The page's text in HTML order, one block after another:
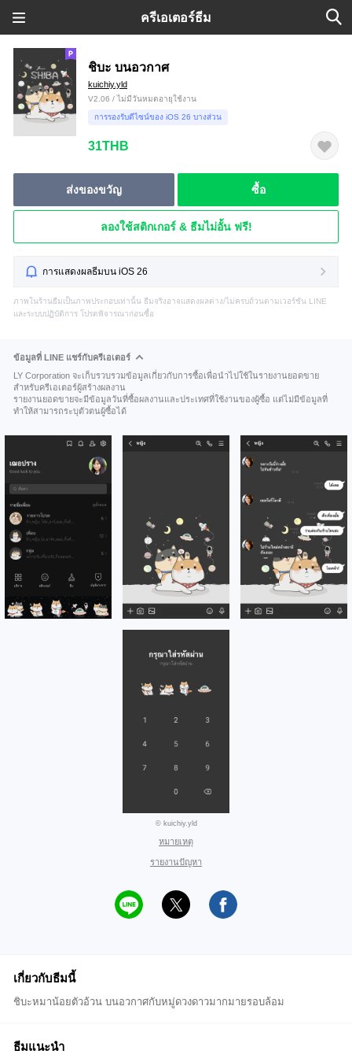
ครีเอเตอร์ธีม
ชิบะ บนอวกาศ
kuichiy.yld
V2.06 / ไม่มีวันหมดอายุใช้งาน
การรองรับดีไซน์ของ iOS 26 บางส่วน
31THB
ส่งของขวัญ ซื้อ
ลองใช้สติกเกอร์ & ธีมไม่อั้น ฟรี!
การแสดงผลธีมบน iOS 26
ภาพในร้านธีมเป็นภาพประกอบเท่านั้น ธีมจริงอาจแสดงผลต่าง/ไม่ครบถ้วนตามเวอร์ชัน LINE
และระบบปฏิบัติการ โปรดพิจารณาก่อนซื้อ
ข้อมูลที่ LINE แชร์กับครีเอเตอร์
LY Corporation จะเก็บรวบรวมข้อมูลเกี่ยวกับการซื้อเพื่อนำไปใช้ในรายงานยอดขาย
สำหรับครีเอเตอร์ผู้สร้างผลงาน
รายงานยอดขายจะมีข้อมูลวันที่ซื้อผลงานและประเทศที่ใช้งานของผู้ซื้อ แต่ไม่มีข้อมูลที่
ทำให้สามารถระบุตัวตนผู้ซื้อได้
© kuichiy.yld
หมายเหตุ
รายงานปัญหา
เกี่ยวกับธีมนี้
ชิบะหมาน้อยตัวอ้วน บนอวกาศกับหมู่ดวงดาวมากมายรอบล้อม
ธีมแนะนำ